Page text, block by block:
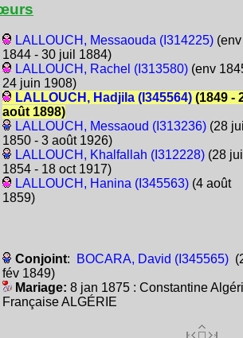
LALLOUCH, Messaouda (I314225)(env
1844 - 30 juil 1884)
LALLOUCH, Rachel (I313580)(env
24 juin 1908)
LALLOUCH, Hadjila (I345564)(1849 -
août 1898)
LALLOUCH, Messaoud (I313236)(28
1850 - 3 août 1926)
LALLOUCH, Khalfallah (I312228)(28
1854 - 18 oct 1917)
LALLOUCH, Hanina (I345563)(4 août
1859)
Conjoint: BOCARA, David (I345565)
fév 1849)
Mariage: 8 jan 1875 : Constantine
Française ALGÉRIE